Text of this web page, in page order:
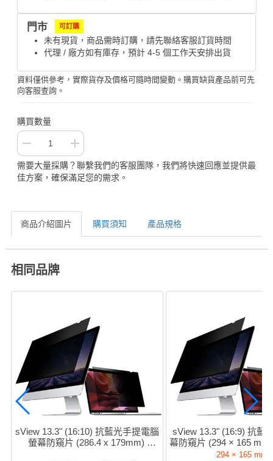
門市 可訂購
未有現貨，商品需時訂購，請先聯絡客服訂貨時間
代理 / 廠方如有庫存，預計 4-5 個工作天安排出貨
資料僅供參考，實際貨存及價格可隨時間變動。購買缺貨產品前可先
向客服查詢。
購買數量
需要大量採購？聯繫我們的客服團隊，我們將快速回應並提供最
佳方案，確保滿足您的需求。
商品介紹圖片 購買須知 產品規格
相同品牌
sView 13.3" (16:10) 抗藍光手提電腦
螢幕防窺片 (286.4 x 179mm)
sView 13.3" (16:9) 抗藍
幕防窺片 (294 × 165
13.3w9
294 × 165 mm